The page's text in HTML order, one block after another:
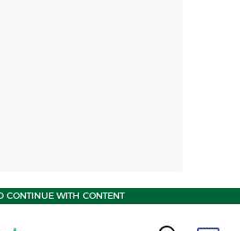
CONTINUE WITH CONTENT